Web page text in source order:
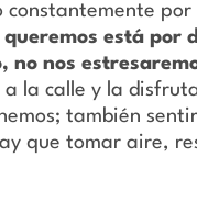
constantemente
está por
nos
la calle y la
también
que tomar aire,